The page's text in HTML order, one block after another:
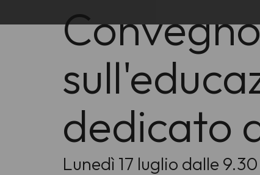
dedicato
Lunedì 17 luglio dalle